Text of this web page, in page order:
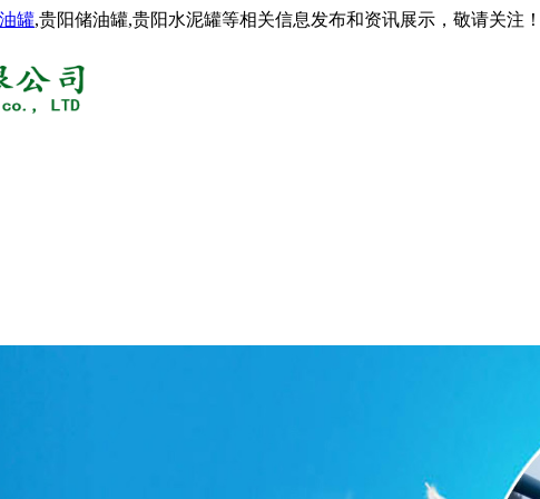
罐,贵阳储油罐,贵阳水泥罐等相关信息发布和资讯展示，敬请关注